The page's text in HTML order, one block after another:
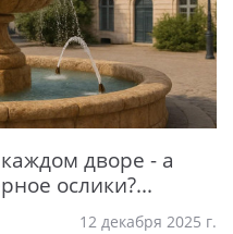
дворе - а
ослики?...
12 декабря 2025 г.